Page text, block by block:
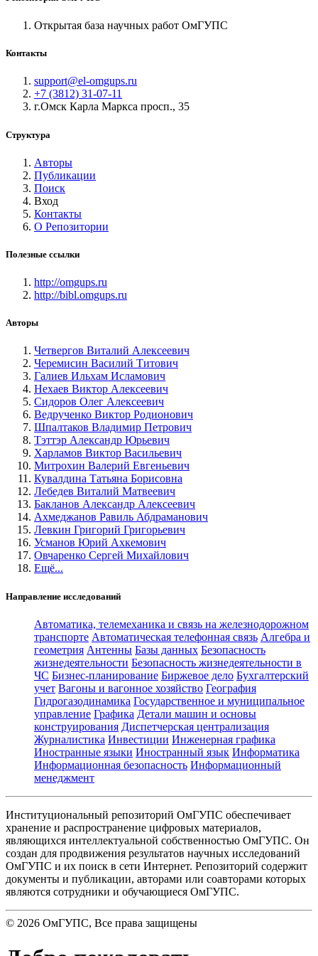
Открытая база научных работ ОмГУПС
Контакты
support@el-omgups.ru
+7 (3812) 31-07-11
г.Омск Карла Маркса просп., 35
Структура
Авторы
Публикации
Поиск
Вход
Контакты
О Репозитории
Полезные ссылки
http://omgups.ru
http://bibl.omgups.ru
Авторы
Четвергов Виталий Алексеевич
Черемисин Василий Титович
Галиев Ильхам Исламович
Нехаев Виктор Алексеевич
Сидоров Олег Алексеевич
Ведрученко Виктор Родионович
Шпалтаков Владимир Петрович
Тэттэр Александр Юрьевич
Харламов Виктор Васильевич
Митрохин Валерий Евгеньевич
Кувалдина Татьяна Борисовна
Лебедев Виталий Матвеевич
Бакланов Александр Алексеевич
Ахмеджанов Равиль Абдраманович
Левкин Григорий Григорьевич
Усманов Юрий Ахкемович
Овчаренко Сергей Михайлович
Ещё...
Направление исследований
Автоматика, телемеханика и связь на железнодорожном
транспорте Автоматическая телефонная связь Алгебра и
геометрия Антенны Базы данных Безопасность
жизнедеятельности Безопасность жизнедеятельности в
ЧС Бизнес-планирование Биржевое дело Бухгалтерский
учет Вагоны и вагонное хозяйство География
Гидрогазодинамика Государственное и муниципальное
управление Графика Детали машин и основы
конструирования Диспетчерская централизация
Журналистика Инвестиции Инженерная графика
Иностранные языки Иностранный язык Информатика
Информационная безопасность Информационный
менеджмент
Институциональный репозиторий ОмГУПС обеспечивает
хранение и распространение цифровых материалов,
являющихся интеллектуальной собственностью ОмГУПС. Он
создан для продвижения результатов научных исследований
ОмГУПС и их поиск в сети Интернет. Репозиторий содержит
документы и публикации, авторами или соавторами которых
являются сотрудники и обучающиеся ОмГУПС.
© 2026 ОмГУПС, Все права защищены